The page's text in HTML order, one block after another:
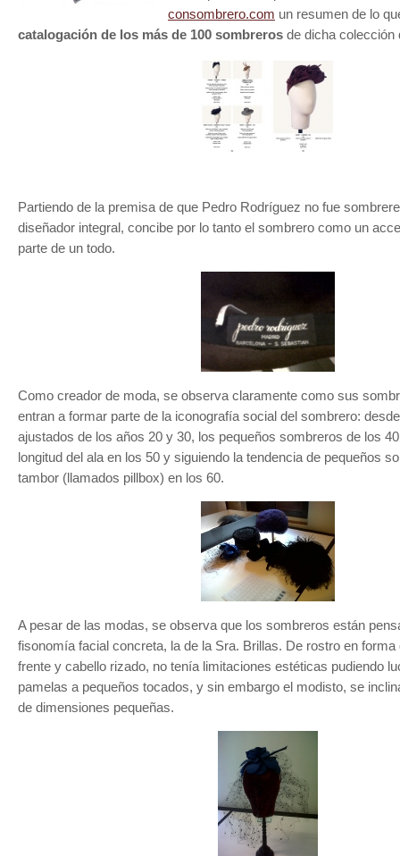
consombrero.com un resumen de lo
catalogación de los más de 100 sombreros de dicha colección
Partiendo de la premisa de que Pedro Rodríguez no fue
diseñador integral, concibe por lo tanto el sombrero como un
parte de un todo.
Como creador de moda, se observa claramente como sus
entran a formar parte de la iconografía social del sombrero:
ajustados de los años 20 y 30, los pequeños sombreros de los
longitud del ala en los 50 y siguiendo la tendencia de pequeños
tambor (llamados pillbox) en los 60.
A pesar de las modas, se observa que los sombreros están
fisonomía facial concreta, la de la Sra. Brillas. De rostro en
frente y cabello rizado, no tenía limitaciones estéticas pudiendo
pamelas a pequeños tocados, y sin embargo el modisto, se
de dimensiones pequeñas.